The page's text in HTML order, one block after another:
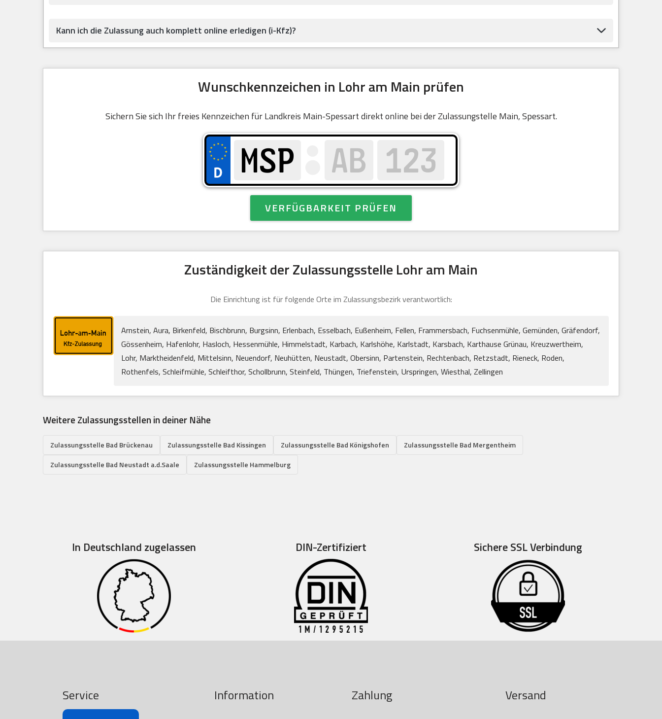
Kann ich die Zulassung auch komplett online erledigen (i-Kfz)?
Wunschkennzeichen in Lohr am Main prüfen
Sichern Sie sich Ihr freies Kennzeichen für Landkreis Main-Spessart direkt online bei der Zulassungstelle Main, Spessart.
VERFÜGBARKEIT PRÜFEN
Zuständigkeit der Zulassungsstelle Lohr am Main
Die Einrichtung ist für folgende Orte im Zulassungsbezirk verantwortlich:
Arnstein, Aura, Birkenfeld, Bischbrunn, Burgsinn, Erlenbach, Esselbach, Eußenheim, Fellen, Frammersbach, Fuchsenmühle, Gemünden, Gräfendorf,
Gössenheim, Hafenlohr, Hasloch, Hessenmühle, Himmelstadt, Karbach, Karlshöhe, Karlstadt, Karsbach, Karthause Grünau, Kreuzwertheim,
Lohr, Marktheidenfeld, Mittelsinn, Neuendorf, Neuhütten, Neustadt, Obersinn, Partenstein, Rechtenbach, Retzstadt, Rieneck, Roden,
Rothenfels, Schleifmühle, Schleifthor, Schollbrunn, Steinfeld, Thüngen, Triefenstein, Urspringen, Wiesthal, Zellingen
Weitere Zulassungsstellen in deiner Nähe
Zulassungsstelle Bad Brückenau Zulassungsstelle Bad Kissingen Zulassungsstelle Bad Königshofen
Zulassungsstelle Bad Mergentheim
Zulassungsstelle Bad Neustadt a.d.Saale
Zulassungsstelle Hammelburg
In Deutschland zugelassen DIN-Zertifiziert Sichere SSL Verbindung
Service Information Zahlung Versand